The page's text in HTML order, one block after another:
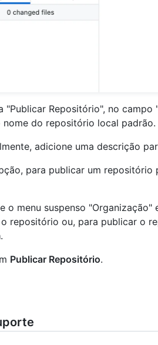
"Publicar Repositório", no
nome do repositório local padrão.
adicione uma descrição
para publicar um repositório
o menu suspenso
repositório ou, para publicar o
.
Publicar Repositório.